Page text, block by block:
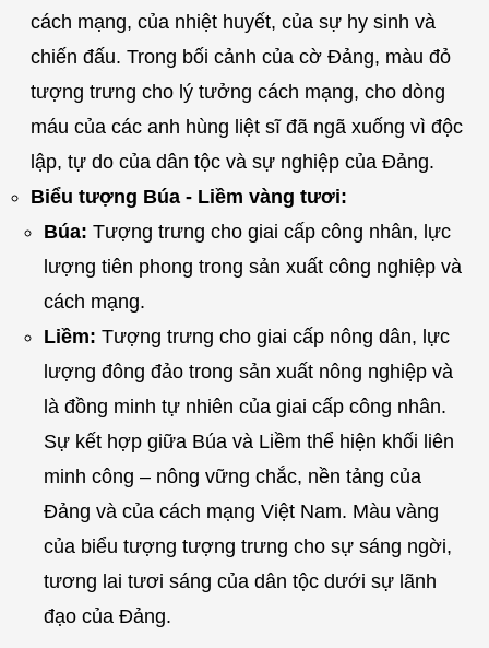
cách mạng, của nhiệt huyết, của sự hy sinh và
chiến đấu. Trong bối cảnh của cờ Đảng, màu đỏ
tượng trưng cho lý tưởng cách mạng, cho dòng
máu của các anh hùng liệt sĩ đã ngã xuống vì độc
lập, tự do của dân tộc và sự nghiệp của Đảng.
Biểu tượng Búa - Liềm vàng tươi:
Búa: Tượng trưng cho giai cấp công nhân, lực
lượng tiên phong trong sản xuất công nghiệp và
cách mạng.
Liềm: Tượng trưng cho giai cấp nông dân, lực
lượng đông đảo trong sản xuất nông nghiệp và
là đồng minh tự nhiên của giai cấp công nhân.
Sự kết hợp giữa Búa và Liềm thể hiện khối liên
minh công – nông vững chắc, nền tảng của
Đảng và của cách mạng Việt Nam. Màu vàng
của biểu tượng tượng trưng cho sự sáng ngời,
tương lai tươi sáng của dân tộc dưới sự lãnh
đạo của Đảng.